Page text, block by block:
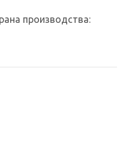
производства: